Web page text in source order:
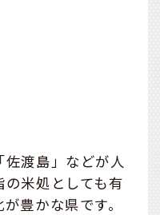
渡島」などが人
米処としても有
豊かな県です。